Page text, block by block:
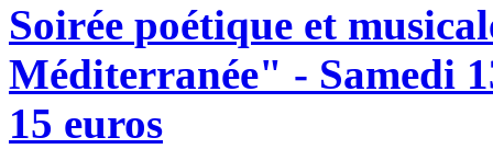
Soirée poétique et
Méditerranée" - Samedi
15 euros